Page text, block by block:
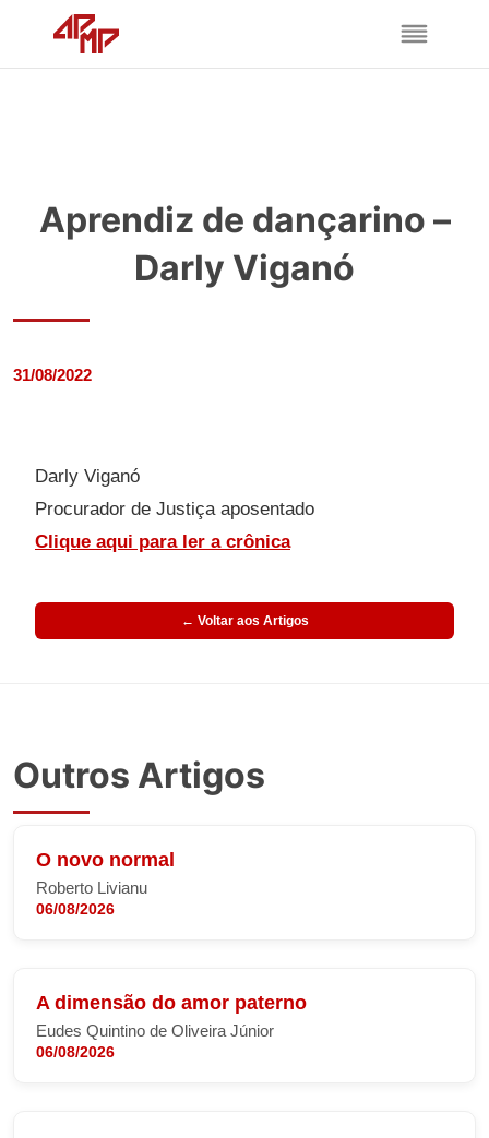
Aprendiz de dançarino –
Darly Viganó
31/08/2022
Darly Viganó
Procurador de Justiça aposentado
Clique aqui para ler a crônica
← Voltar aos Artigos
Outros Artigos
O novo normal
Roberto Livianu
06/08/2026
A dimensão do amor paterno
Eudes Quintino de Oliveira Júnior
06/08/2026